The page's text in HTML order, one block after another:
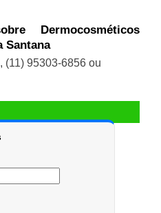
Dermocosméticos
Santana
, (11) 95303-6856 ou